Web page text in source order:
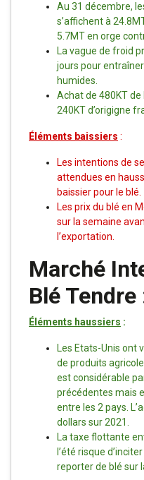
Au 31 décembre,
s’affichent à
5.7MT en orge
La vague de froid
jours pour
humides.
Achat de 480KT de
240KT d’origigne
Éléments baissiers :
Les intentions de
attendues en
baissier pour le blé.
Les prix du blé en
sur la semaine
l’exportation.
Marché
Blé Tendre
Éléments haussiers :
Les Etats-Unis ont
de produits
est considérable
précédentes mais
entre les 2 pays.
dollars sur 2021.
La taxe flottante
l’été risque
reporter de blé sur